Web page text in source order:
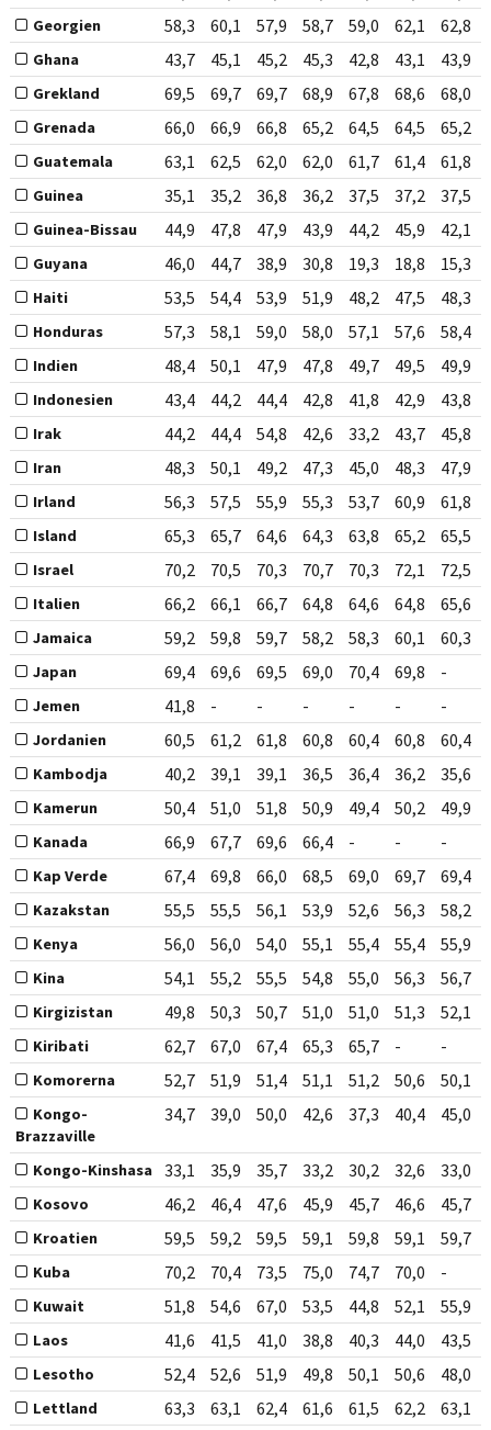
Georgien 58,3 60,1 57,9 58,7 59,0 62,1 62,8
Ghana 43,7 45,1 45,2 45,3 42,8 43,1 43,9
Grekland 69,5 69,7 69,7 68,9 67,8 68,6 68,0
Grenada 66,0 66,9 66,8 65,2 64,5 64,5 65,2
Guatemala 63,1 62,5 62,0 62,0 61,7 61,4 61,8
Guinea 35,1 35,2 36,8 36,2 37,5 37,2 37,5
Guinea-Bissau 44,9 47,8 47,9 43,9 44,2 45,9 42,1
Guyana 46,0 44,7 38,9 30,8 19,3 18,8 15,3
Haiti 53,5 54,4 53,9 51,9 48,2 47,5 48,3
Honduras 57,3 58,1 59,0 58,0 57,1 57,6 58,4
Indien 48,4 50,1 47,9 47,8 49,7 49,5 49,9
Indonesien 43,4 44,2 44,4 42,8 41,8 42,9 43,8
Irak 44,2 44,4 54,8 42,6 33,2 43,7 45,8
Iran 48,3 50,1 49,2 47,3 45,0 48,3 47,9
Irland 56,3 57,5 55,9 55,3 53,7 60,9 61,8
Island 65,3 65,7 64,6 64,3 63,8 65,2 65,5
Israel 70,2 70,5 70,3 70,7 70,3 72,1 72,5
Italien 66,2 66,1 66,7 64,8 64,6 64,8 65,6
Jamaica 59,2 59,8 59,7 58,2 58,3 60,1 60,3
Japan 69,4 69,6 69,5 69,0 70,4 69,8 -
Jemen 41,8 - - - - - -
Jordanien 60,5 61,2 61,8 60,8 60,4 60,8 60,4
Kambodja 40,2 39,1 39,1 36,5 36,4 36,2 35,6
Kamerun 50,4 51,0 51,8 50,9 49,4 50,2 49,9
Kanada 66,9 67,7 69,6 66,4 - - -
Kap Verde 67,4 69,8 66,0 68,5 69,0 69,7 69,4
Kazakstan 55,5 55,5 56,1 53,9 52,6 56,3 58,2
Kenya 56,0 56,0 54,0 55,1 55,4 55,4 55,9
Kina 54,1 55,2 55,5 54,8 55,0 56,3 56,7
Kirgizistan 49,8 50,3 50,7 51,0 51,0 51,3 52,1
Kiribati 62,7 67,0 67,4 65,3 65,7 - -
Komorerna 52,7 51,9 51,4 51,1 51,2 50,6 50,1
Kongo-
Brazzaville
34,7 39,0 50,0 42,6 37,3 40,4 45,0
Kongo-Kinshasa 33,1 35,9 35,7 33,2 30,2 32,6 33,0
Kosovo 46,2 46,4 47,6 45,9 45,7 46,6 45,7
Kroatien 59,5 59,2 59,5 59,1 59,8 59,1 59,7
Kuba 70,2 70,4 73,5 75,0 74,7 70,0 -
Kuwait 51,8 54,6 67,0 53,5 44,8 52,1 55,9
Laos 41,6 41,5 41,0 38,8 40,3 44,0 43,5
Lesotho 52,4 52,6 51,9 49,8 50,1 50,6 48,0
Lettland 63,3 63,1 62,4 61,6 61,5 62,2 63,1